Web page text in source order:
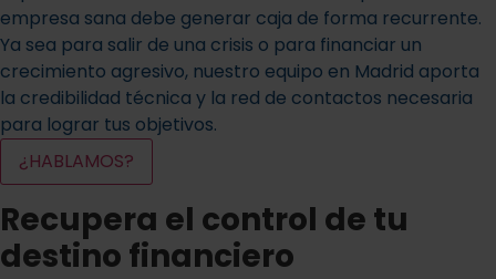
empresa sana debe generar caja de forma recurrente.
Ya sea para salir de una crisis o para financiar un
crecimiento agresivo, nuestro equipo en Madrid aporta
la credibilidad técnica y la red de contactos necesaria
para lograr tus objetivos.
¿HABLAMOS?
Recupera el control de tu
destino financiero